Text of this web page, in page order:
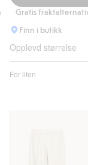
Gratis
Finn i butikk
Opplevd størrelse
For liten
av